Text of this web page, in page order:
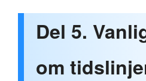
Del 5.
om